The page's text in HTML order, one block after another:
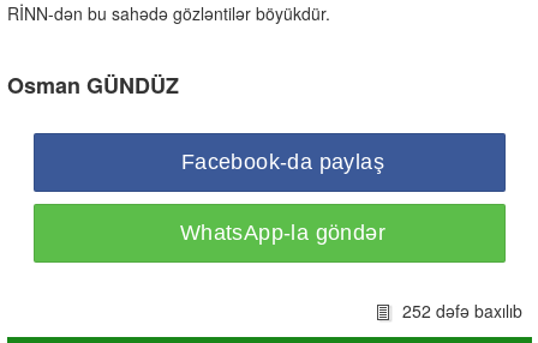
RİNN-dən bu sahədə gözləntilər böyükdür.
Osman GÜNDÜZ
Facebook-da paylaş
WhatsApp-la göndər
252 dəfə baxılıb